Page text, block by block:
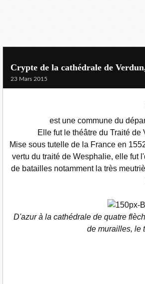
Crypte de la cathédrale de
23 Mars 2015
est une commune du
Elle fut le théâtre du Traité
Mise sous tutelle de la France en
vertu du traité de Wesphalie, elle fut
de batailles notamment la très
D'azur à la cathédrale de quatre
de murailles, le